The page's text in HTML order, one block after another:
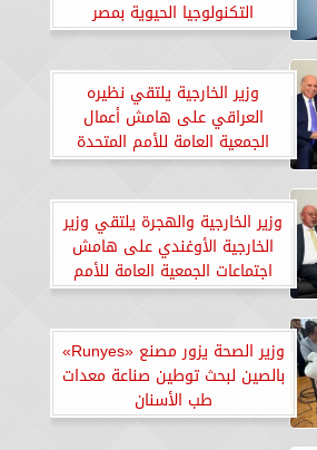
التكنولوجيا الحيوية بمصر
وزير الخارجية يلتقي نظيره
العراقي على هامش أعمال
الجمعية العامة للأمم المتحدة
وزير الخارجية والهجرة يلتقي وزير
الخارجية الأوغندي على هامش
اجتماعات الجمعية العامة للأمم
المتحدة
وزير الصحة يزور مصنع «Runyes»
بالصين لبحث توطين صناعة معدات
طب الأسنان